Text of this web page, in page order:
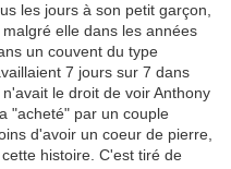
les jours à son petit garçon,
elle dans les années
un couvent du type
7 jours sur 7 dans
le droit de voir Anthony
"acheté" par un couple
d'avoir un coeur de pierre,
histoire. C'est tiré de